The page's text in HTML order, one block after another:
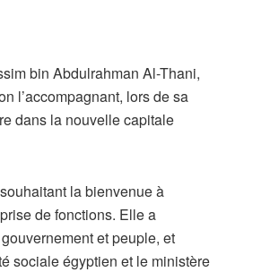
bin Abdulrahman Al-Thani,
l’accompagnant, lors de sa
dans la nouvelle capitale
la bienvenue à
de fonctions. Elle a
et peuple, et
sociale égyptien et le ministère